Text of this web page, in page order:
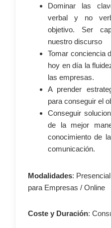
Dominar las
verbal y no
objetivo. Ser
nuestro discurso
Tomar conciencia
hoy en día la
las empresas.
A prender
para conseguir el
Conseguir
de la mejor
conocimiento de
comunicación.
Modalidades:
para Empresas / Online
Coste y Duración: